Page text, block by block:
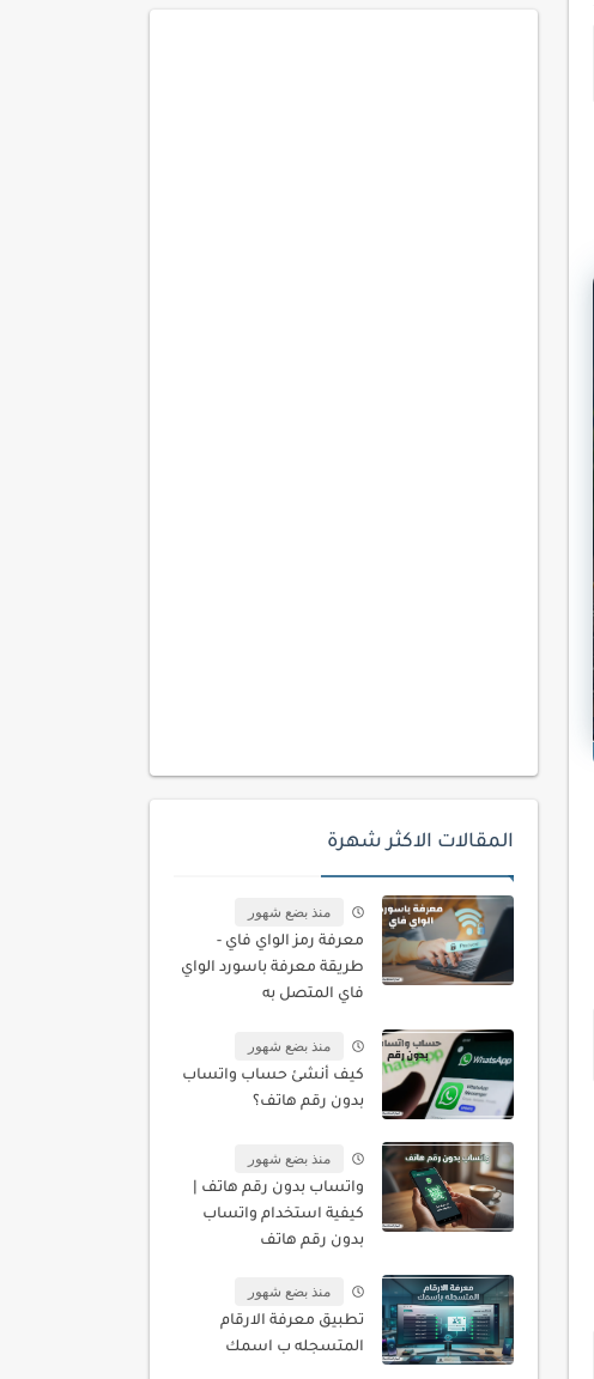
المقالات الاكثر شهرة
منذ بضع شهور
معرفة رمز الواي فاي -
طريقة معرفة باسورد الواي
فاي المتصل به
منذ بضع شهور
كيف أنشئ حساب واتساب
بدون رقم هاتف؟
منذ بضع شهور
واتساب بدون رقم هاتف |
كيفية استخدام واتساب
بدون رقم هاتف
منذ بضع شهور
تطبيق معرفة الارقام
المتسجله ب اسمك